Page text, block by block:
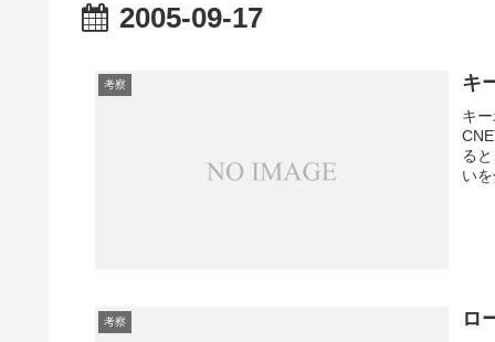
2005-09-17
考察 キ
キ
る
い
考察 ロ